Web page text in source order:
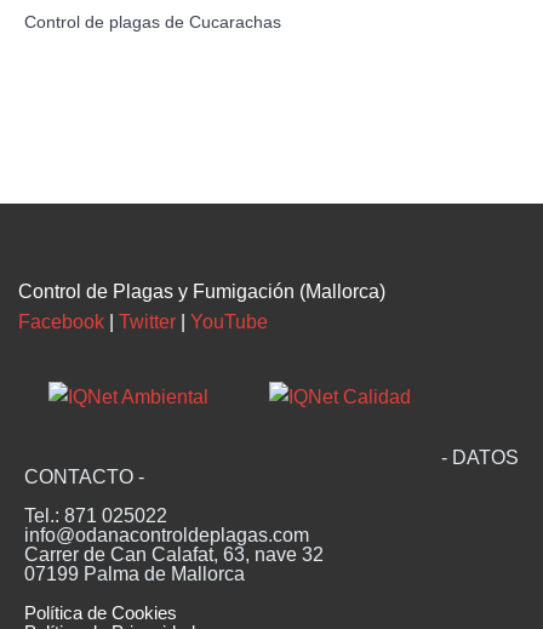
Control de plagas de Cucarachas
Control de Plagas y Fumigación (Mallorca)
Facebook
Twitter YouTube
- DATOS
CONTACTO -
Tel.: 871 025022
info@odanacontroldeplagas.com
Carrer de Can Calafat, 63, nave 32
07199 Palma de Mallorca
Política de Cookies